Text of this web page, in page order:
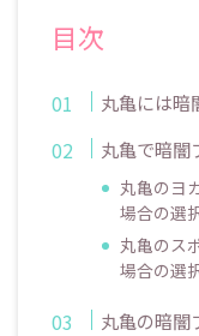
目次
丸亀には暗
丸亀で暗闇
丸亀のヨ
場合の選
丸亀のス
場合の選
丸亀の暗闇